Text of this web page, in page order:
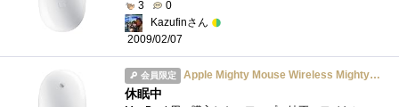
3
0
Kazufinさん
2009/02/07
会員限定 Apple Mighty Mouse Wireless Mighty Mouse MA272J/A
休眠中